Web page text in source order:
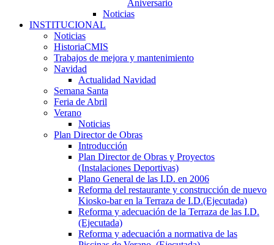
Aniversario
Noticias
INSTITUCIONAL
Noticias
HistoriaCMIS
Trabajos de mejora y mantenimiento
Navidad
Actualidad Navidad
Semana Santa
Feria de Abril
Verano
Noticias
Plan Director de Obras
Introducción
Plan Director de Obras y Proyectos
(Instalaciones Deportivas)
Plano General de las I.D. en 2006
Reforma del restaurante y construcción de nuevo
Kiosko-bar en la Terraza de I.D.(Ejecutada)
Reforma y adecuación de la Terraza de las I.D.
(Ejecutada)
Reforma y adecuación a normativa de las